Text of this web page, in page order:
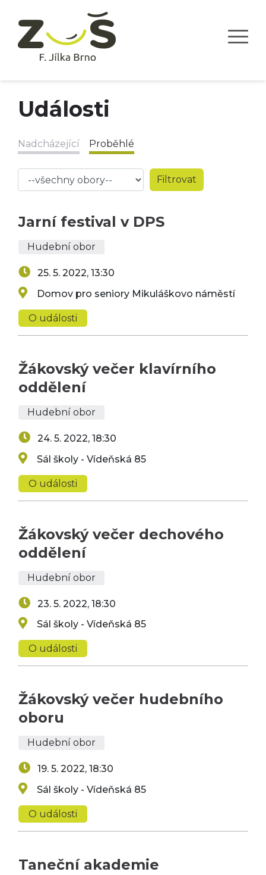
Události
Nadcházející Proběhlé
Jarní festival v DPS
Hudební obor
25. 5. 2022, 13:30
Domov pro seniory Mikuláškovo náměstí
O události
Žákovský večer klavírního
oddělení
Hudební obor
24. 5. 2022, 18:30
Sál školy - Vídeňská 85
O události
Žákovský večer dechového
oddělení
Hudební obor
23. 5. 2022, 18:30
Sál školy - Vídeňská 85
O události
Žákovský večer hudebního
oboru
Hudební obor
19. 5. 2022, 18:30
Sál školy - Vídeňská 85
O události
Taneční akademie